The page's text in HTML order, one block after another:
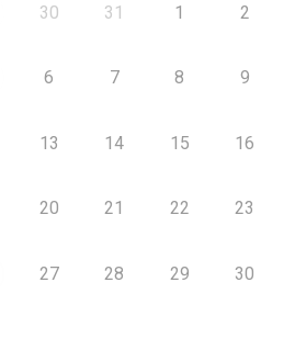
30 31 1 2
6 7 8 9
13 14 15 16
20 21 22 23
27 28 29 30